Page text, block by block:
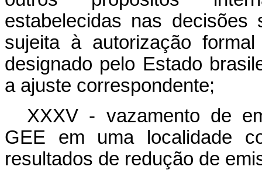
estabelecidas nas
sujeita à autorização
designado pelo Estado
a ajuste correspondente;
XXXV - vazamento de
GEE em uma localidade
resultados de redução de